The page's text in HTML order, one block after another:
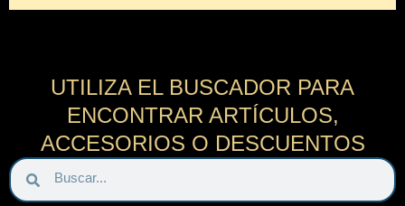
UTILIZA EL BUSCADOR PARA
ENCONTRAR ARTÍCULOS,
ACCESORIOS O DESCUENTOS
B
u